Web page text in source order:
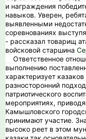
и награждения
навыков. Уверен,
выявленными
соревнованиях
- рассказал товарищ
войсковой старшина
Ответственное
выполнению
характеризует
разносторонний
патриотического
мероприятиях,
Камышловского
принимают участие.
высоко реет в этом